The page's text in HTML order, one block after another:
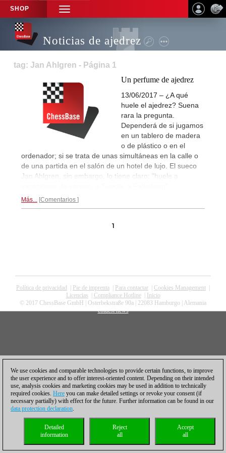
SHOP
TOGGLE
NAVIGATION
Noticias de ajedrez
tag: Jan Ahlgren - Página 1
Un perfume de ajedrez
13/06/2017 – ¿A qué
huele el ajedrez? Suena
rara la pregunta.
Dependerá de si jugamos
en un tablero de madera
o de plástico o en el
ordenador; si se trata de unas simultáneas en la calle o
de una partida en el salón de un hotel de lujo. El sueco
Jan Ahlgren, sin embargo, lo tiene claro: "huele a
Más... Comentarios
1
Política de privacidad Pie de imprenta Para contactar Cookies Management
Licencias
Compliance Hotline|
Inicio
© 2017 ChessBase GmbH | Osterbekstraße 90a | 22083 Hamburgo | Alemania
coldest news
We use cookies and comparable technologies to provide certain functions, to improve
the user experience and to offer interest-oriented content. Depending on their intended
use, analysis cookies and marketing cookies may be used in addition to technically
required cookies. Here you can make detailed settings or revoke your consent (if
necessary partially) with effect for the future. Further information can be found in our
data protection declaration.
Accept
all
Reject
all
Detailed
information